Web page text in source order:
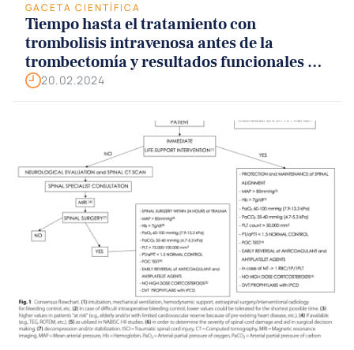
GACETA CIENTÍFICA
Tiempo hasta el tratamiento con
trombolisis intravenosa antes de la
trombectomía y resultados funcionales en
el accidente cerebrovascular isquémico
20.02.2024